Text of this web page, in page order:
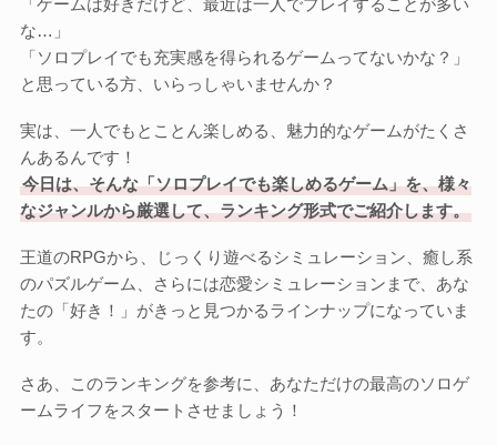
攻略タイトル一覧
Calender
乙女ゲーム
検索
検索
「ゲームは好きだけど、最近は一人でプレイすることが多い
な…」
「ソロプレイでも充実感を得られるゲームってないかな？」
と思っている方、いらっしゃいませんか？
実は、一人でもとことん楽しめる、魅力的なゲームがたくさ
んあるんです！
今日は、そんな「ソロプレイでも楽しめるゲーム」を、様々
なジャンルから厳選して、ランキング形式でご紹介します。
王道のRPGから、じっくり遊べるシミュレーション、癒し系
のパズルゲーム、さらには恋愛シミュレーションまで、あな
たの「好き！」がきっと見つかるラインナップになっていま
す。
さあ、このランキングを参考に、あなただけの最高のソロゲ
ームライフをスタートさせましょう！